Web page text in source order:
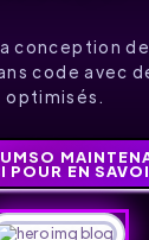
conception
code avec
optimisés.
UMSO
POUR EN